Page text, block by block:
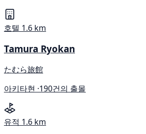
호텔 1.6 km
Tamura Ryokan
たむら旅館
아키타현 ·190건의 출몰
유적 1.6 km